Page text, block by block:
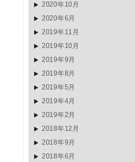
2020年10月
2020年6月
2019年11月
2019年10月
2019年9月
2019年8月
2019年5月
2019年4月
2019年2月
2018年12月
2018年9月
2018年6月